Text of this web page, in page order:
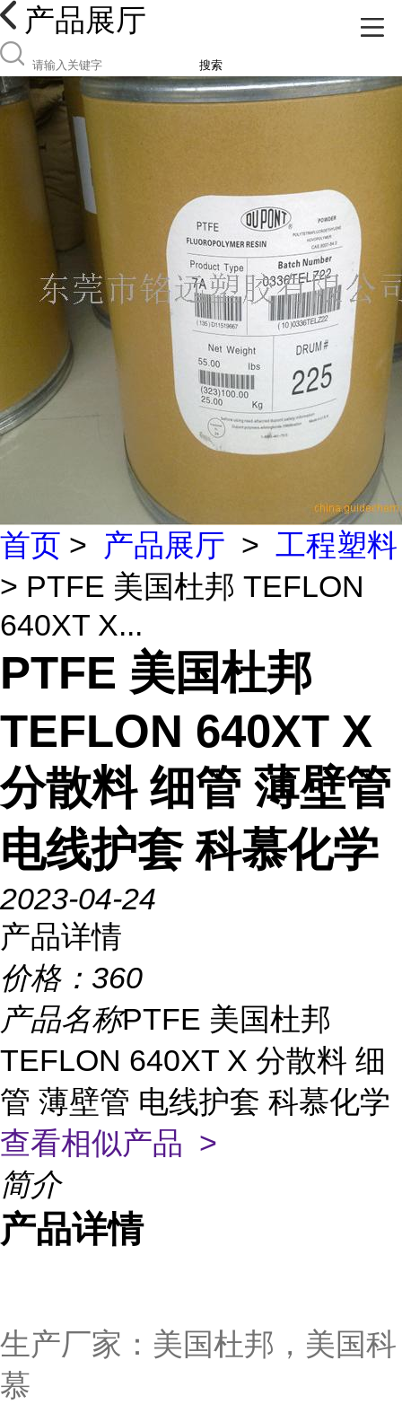
产品展厅
搜索
首页 > 产品展厅 > 工程塑料
> PTFE 美国杜邦 TEFLON
640XT X...
PTFE 美国杜邦
TEFLON 640XT X
分散料 细管 薄壁管
电线护套 科慕化学
2023-04-24
产品详情
价格： 360
产品名称PTFE 美国杜邦
TEFLON 640XT X 分散料 细
管 薄壁管 电线护套 科慕化学
查看相似产品 >
简介
产品详情
生产厂家：美国杜邦，美国科
慕